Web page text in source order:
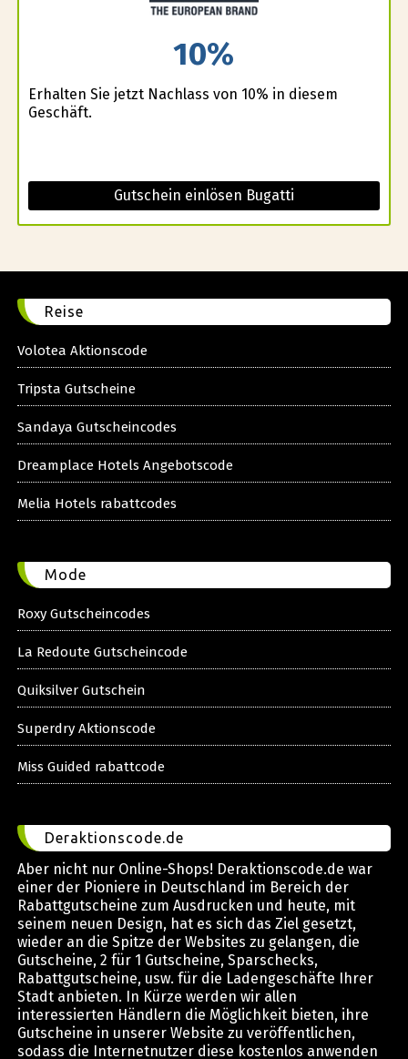
10%
Erhalten Sie jetzt Nachlass von 10% in diesem
Geschäft.
Gutschein einlösen Bugatti
Reise
Volotea Aktionscode
Tripsta Gutscheine
Sandaya Gutscheincodes
Dreamplace Hotels Angebotscode
Melia Hotels rabattcodes
Mode
Roxy Gutscheincodes
La Redoute Gutscheincode
Quiksilver Gutschein
Superdry Aktionscode
Miss Guided rabattcode
Deraktionscode.de
Aber nicht nur Online-Shops! Deraktionscode.de war
einer der Pioniere in Deutschland im Bereich der
Rabattgutscheine zum Ausdrucken und heute, mit
seinem neuen Design, hat es sich das Ziel gesetzt,
wieder an die Spitze der Websites zu gelangen, die
Gutscheine, 2 für 1 Gutscheine, Sparschecks,
Rabattgutscheine, usw. für die Ladengeschäfte Ihrer
Stadt anbieten. In Kürze werden wir allen
interessierten Händlern die Möglichkeit bieten, ihre
Gutscheine in unserer Website zu veröffentlichen,
sodass die Internetnutzer diese kostenlos anwenden